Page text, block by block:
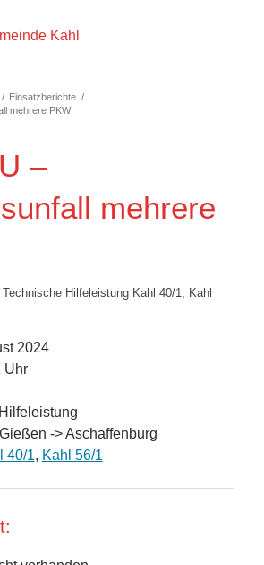
/ Einsatzberichte /
mehrere PKW
–
mehrere
Technische Hilfeleistung Kahl 40/1, Kahl
2024
Uhr
-> Aschaffenburg
40/1, Kahl 56/1